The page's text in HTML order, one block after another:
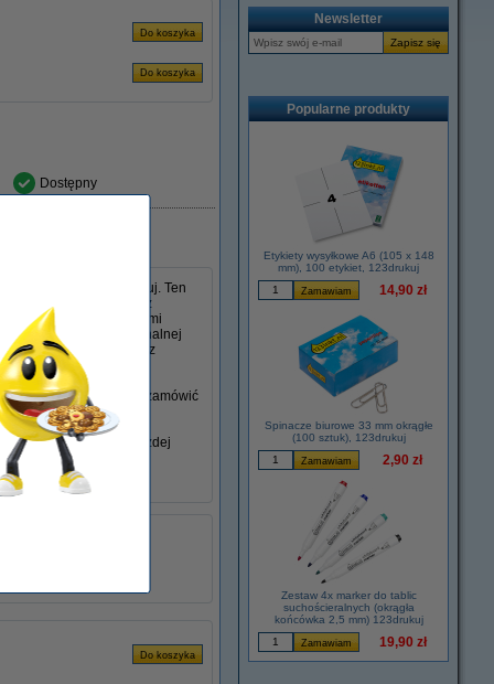
Dostępny
45 W w wersji 123drukuj. Ten
mm i jest kompatybilny z
sobie ze wszystkimi
jako zamiennik oryginalnej
niezawodność i wygodę z
nie posiadasz, możesz zamówić
swojego laptopa w każdej
Newsletter
Popularne produkty
Etykiety wysyłkowe A6 (105 x 148
mm), 100 etykiet, 123drukuj
14,90 zł
Spinacze biurowe 33 mm okrągłe
(100 sztuk), 123drukuj
2,90 zł
Zestaw 4x marker do tablic
suchościeralnych (okrągła
końcówka 2,5 mm) 123drukuj
19,90 zł